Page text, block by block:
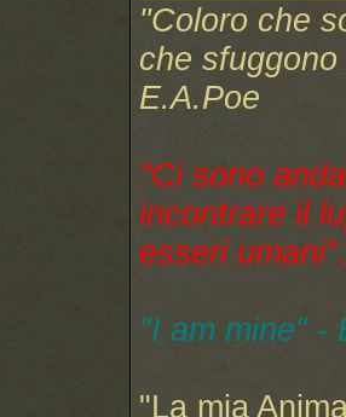
"Coloro che
che
E.A.Poe
"Ci sono
incontrare il
esseri
"I am mine" -
"La mia